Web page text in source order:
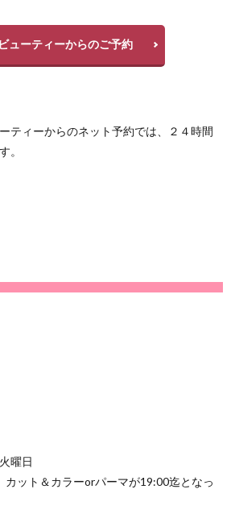
ューティーからのご予約
ティーからのネット予約では、２４時間
。
曜日
カット＆カラーorパーマが19:00迄となっ